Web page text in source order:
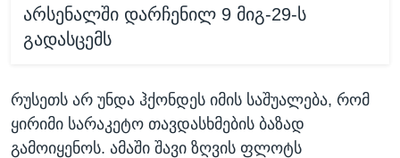
არსენალში დარჩენილ 9 მიგ-29-ს
გადასცემს
რუსეთს არ უნდა ჰქონდეს იმის საშუალება, რომ
ყირიმი სარაკეტო თავდასხმების ბაზად
გამოიყენოს. ამაში შავი ზღვის ფლოტს